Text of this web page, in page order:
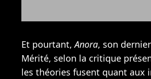
Et pourtant,Anora, son
Mérité, selon la critique
les théories fusent quant